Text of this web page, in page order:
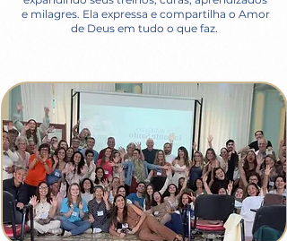
e milagres. Ela expressa e compartilha o Amor
de Deus em tudo o que faz.